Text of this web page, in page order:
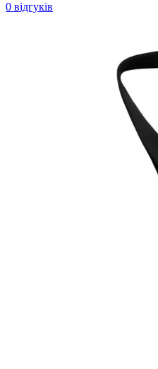
0 відгуків